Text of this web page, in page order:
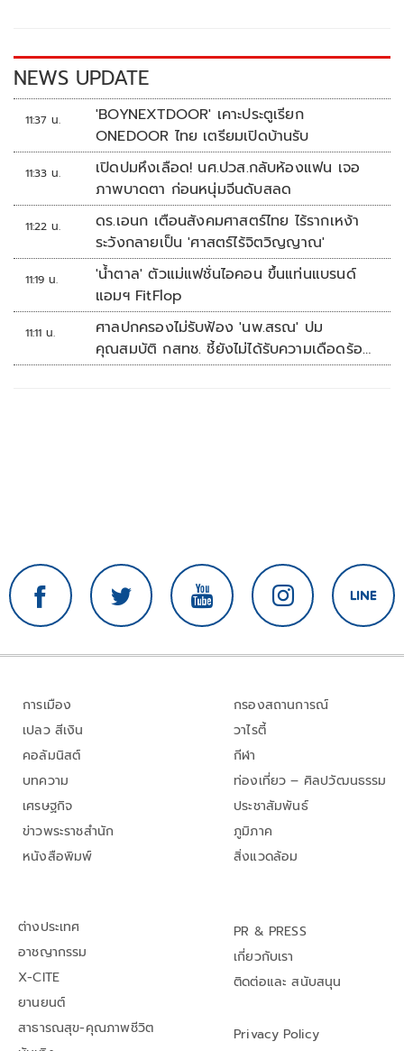
k k
NEWS UPDATE
11:37 น.
'BOYNEXTDOOR' เคาะประตูเรียก
ONEDOOR ไทย เตรียมเปิดบ้านรับ
11:33 น.
เปิดปมหึงเลือด! นศ.ปวส.กลับห้องแฟน เจอ
ภาพบาดตา ก่อนหนุ่มจีนดับสลด
11:22 น.
ดร.เอนก เตือนสังคมศาสตร์ไทย ไร้รากเหง้า
ระวังกลายเป็น 'ศาสตร์ไร้จิตวิญญาณ'
11:19 น.
'น้ำตาล' ตัวแม่แฟชั่นไอคอน ขึ้นแท่นแบรนด์
แอมฯ FitFlop
11:11 น.
ศาลปกครองไม่รับฟ้อง 'นพ.สรณ' ปม
คุณสมบัติ กสทช. ชี้ยังไม่ได้รับความเดือดร้อน
เสียหาย
การเมือง
เปลว สีเงิน
คอลัมนิสต์
บทความ
เศรษฐกิจ
ข่าวพระราชสำนัก
หนังสือพิมพ์
กรองสถานการณ์
วาไรตี้
กีฬา
ท่องเที่ยว – ศิลปวัฒนธรรม
ประชาสัมพันธ์
ภูมิภาค
สิ่งแวดล้อม
ต่างประเทศ
อาชญากรรม
X-CITE
ยานยนต์
สาธารณสุข-คุณภาพชีวิต
PR & PRESS
เกี่ยวกับเรา
ติดต่อและ สนับสนุน
Privacy Policy